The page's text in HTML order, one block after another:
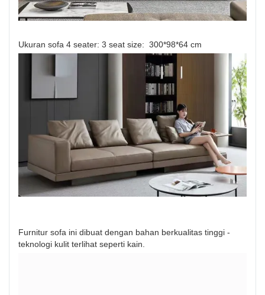
Ukuran sofa 4 seater: 3 seat size: 300*98*64 cm
Furnitur sofa ini dibuat dengan bahan berkualitas tinggi -
teknologi kulit terlihat seperti kain.